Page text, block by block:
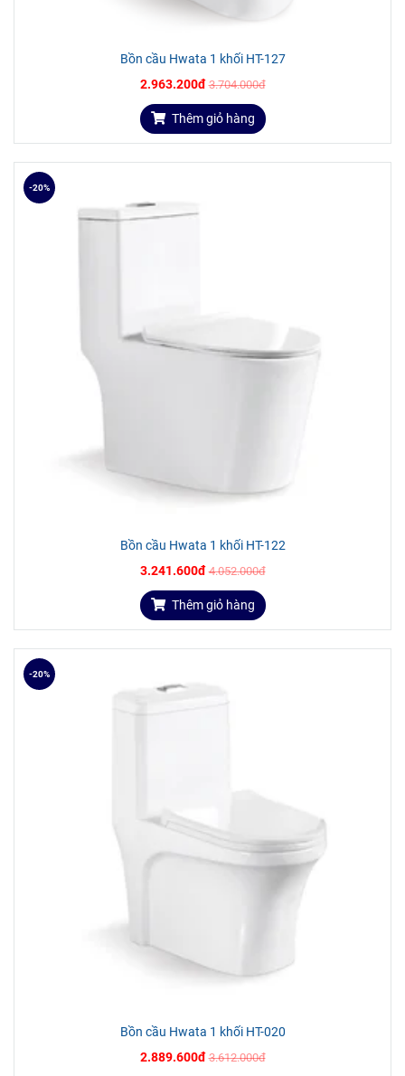
Bồn cầu Hwata 1 khối HT-127
2.963.200đ 3.704.000đ
Thêm giỏ hàng
Bồn cầu Hwata 1 khối HT-122
3.241.600đ 4.052.000đ
-20%
Thêm giỏ hàng
Bồn cầu Hwata 1 khối HT-020
2.889.600đ 3.612.000đ
-20%